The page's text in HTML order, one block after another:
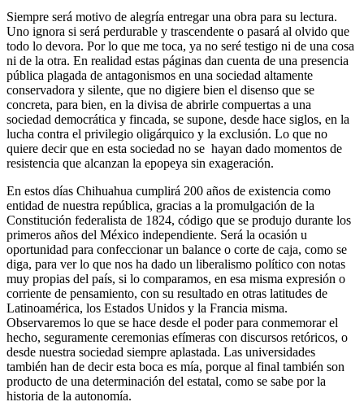
Siempre será motivo de alegría entregar una obra para su lectura.
Uno ignora si será perdurable y trascendente o pasará al olvido que
todo lo devora. Por lo que me toca, ya no seré testigo ni de una cosa
ni de la otra. En realidad estas páginas dan cuenta de una presencia
pública plagada de antagonismos en una sociedad altamente
conservadora y silente, que no digiere bien el disenso que se
concreta, para bien, en la divisa de abrirle compuertas a una
sociedad democrática y fincada, se supone, desde hace siglos, en la
lucha contra el privilegio oligárquico y la exclusión. Lo que no
quiere decir que en esta sociedad no se hayan dado momentos de
resistencia que alcanzan la epopeya sin exageración.
En estos días Chihuahua cumplirá 200 años de existencia como
entidad de nuestra república, gracias a la promulgación de la
Constitución federalista de 1824, código que se produjo durante los
primeros años del México independiente. Será la ocasión u
oportunidad para confeccionar un balance o corte de caja, como se
diga, para ver lo que nos ha dado un liberalismo político con notas
muy propias del país, si lo comparamos, en esa misma expresión o
corriente de pensamiento, con su resultado en otras latitudes de
Latinoamérica, los Estados Unidos y la Francia misma.
Observaremos lo que se hace desde el poder para conmemorar el
hecho, seguramente ceremonias efímeras con discursos retóricos, o
desde nuestra sociedad siempre aplastada. Las universidades
también han de decir esta boca es mía, porque al final también son
producto de una determinación del estatal, como se sabe por la
historia de la autonomía.